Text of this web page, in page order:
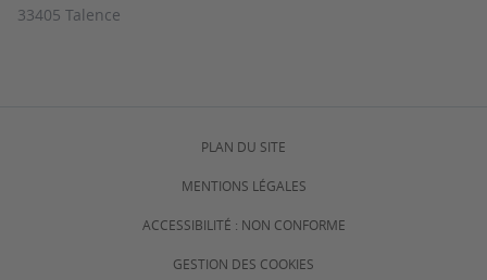
33405 Talence
PLAN DU SITE
MENTIONS LÉGALES
ACCESSIBILITÉ : NON CONFORME
GESTION DES COOKIES